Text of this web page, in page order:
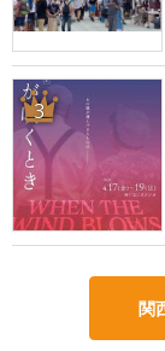
3
関